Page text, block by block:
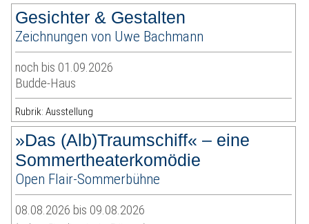
Gesichter & Gestalten
Zeichnungen von Uwe Bachmann
noch bis 01.09.2026
Budde-Haus
Rubrik: Ausstellung
»Das (Alb)Traumschiff« – eine
Sommertheaterkomödie
Open Flair-Sommerbühne
08.08.2026 bis 09.08.2026